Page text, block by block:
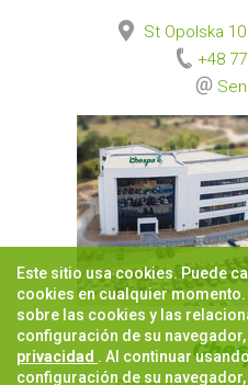
St Opolska
+48
Este sitio usa cookies. Puede
cookies en cualquier
sobre las cookies y las
configuración de su
privacidad . Al continuar
configuración de su